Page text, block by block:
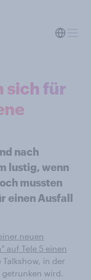
sich für
nach
lustig, wenn
mussten
einen Ausfall
neuen
auf Tele 5 einen
Talkshow, in der
wird.